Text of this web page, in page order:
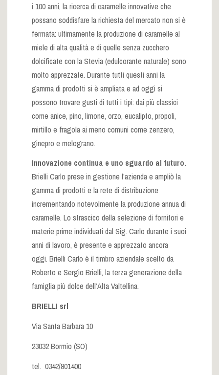
i 100 anni, la ricerca di caramelle innovative che
possano soddisfare la richiesta del mercato non si è
fermata: ultimamente la produzione di caramelle al
miele di alta qualità e di quelle senza zucchero
dolcificate con la Stevia (edulcorante naturale) sono
molto apprezzate. Durante tutti questi anni la
gamma di prodotti si è ampliata e ad oggi si
possono trovare gusti di tutti i tipi: dai più classici
come anice, pino, limone, orzo, eucalipto, propoli,
mirtillo e fragola ai meno comuni come zenzero,
ginepro e melograno.
Innovazione continua e uno sguardo al futuro.
Brielli Carlo prese in gestione l’azienda e ampliò la
gamma di prodotti e la rete di distribuzione
incrementando notevolmente la produzione annua di
caramelle. Lo strascico della selezione di fornitori e
materie prime individuati dal Sig. Carlo durante i suoi
anni di lavoro, è presente e apprezzato ancora
oggi. Brielli Carlo è il timbro aziendale scelto da
Roberto e Sergio Brielli, la terza generazione della
famiglia più dolce dell’Alta Valtellina.
BRIELLI srl
Via Santa Barbara 10
23032 Bormio (SO)
tel. 0342/901400